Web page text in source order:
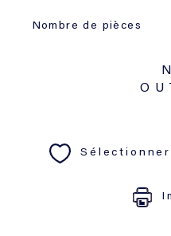
Nombre de pièces
Sélectionner